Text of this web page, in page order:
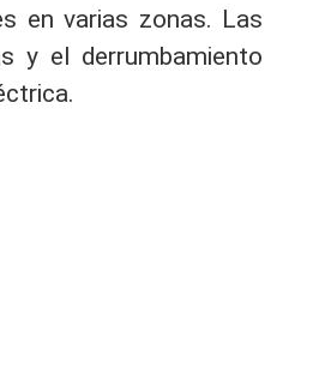
en varias zonas. Las
y el derrumbamiento